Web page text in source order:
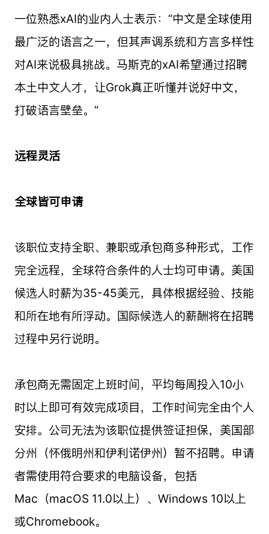
一位熟悉xAI的业内人士表示：“中文是全球使用
最广泛的语言之一，但其声调系统和方言多样性
对AI来说极具挑战。马斯克的xAI希望通过招聘
本土中文人才，让Grok真正听懂并说好中文，
打破语言壁垒。”
远程灵活
全球皆可申请
该职位支持全职、兼职或承包商多种形式，工作
完全远程，全球符合条件的人士均可申请。美国
候选人时薪为35-45美元，具体根据经验、技能
和所在地有所浮动。国际候选人的薪酬将在招聘
过程中另行说明。
承包商无需固定上班时间，平均每周投入10小
时以上即可有效完成项目，工作时间完全由个人
安排。公司无法为该职位提供签证担保，美国部
分州（怀俄明州和伊利诺伊州）暂不招聘。申请
者需使用符合要求的电脑设备，包括
Mac（macOS 11.0以上）、Windows 10以上
或Chromebook。